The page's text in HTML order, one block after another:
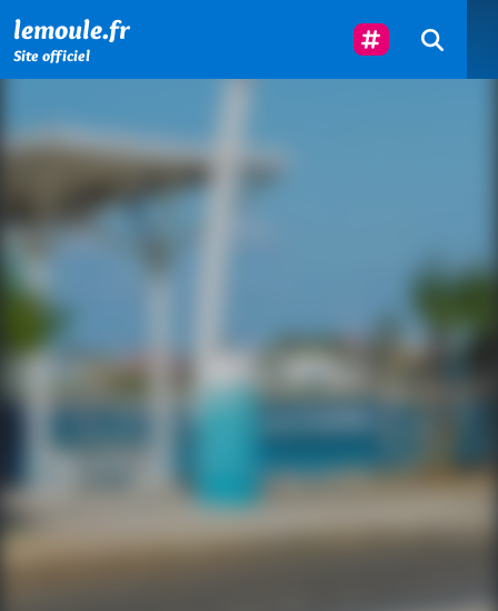
lemoule.fr
Site officiel
Suivez-Nous